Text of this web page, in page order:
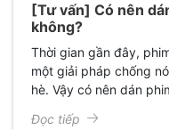
[Tư vấn] Có nên
không?
Thời gian gần đây,
một giải pháp chống
hè. Vậy có nên dán
Đọc tiếp